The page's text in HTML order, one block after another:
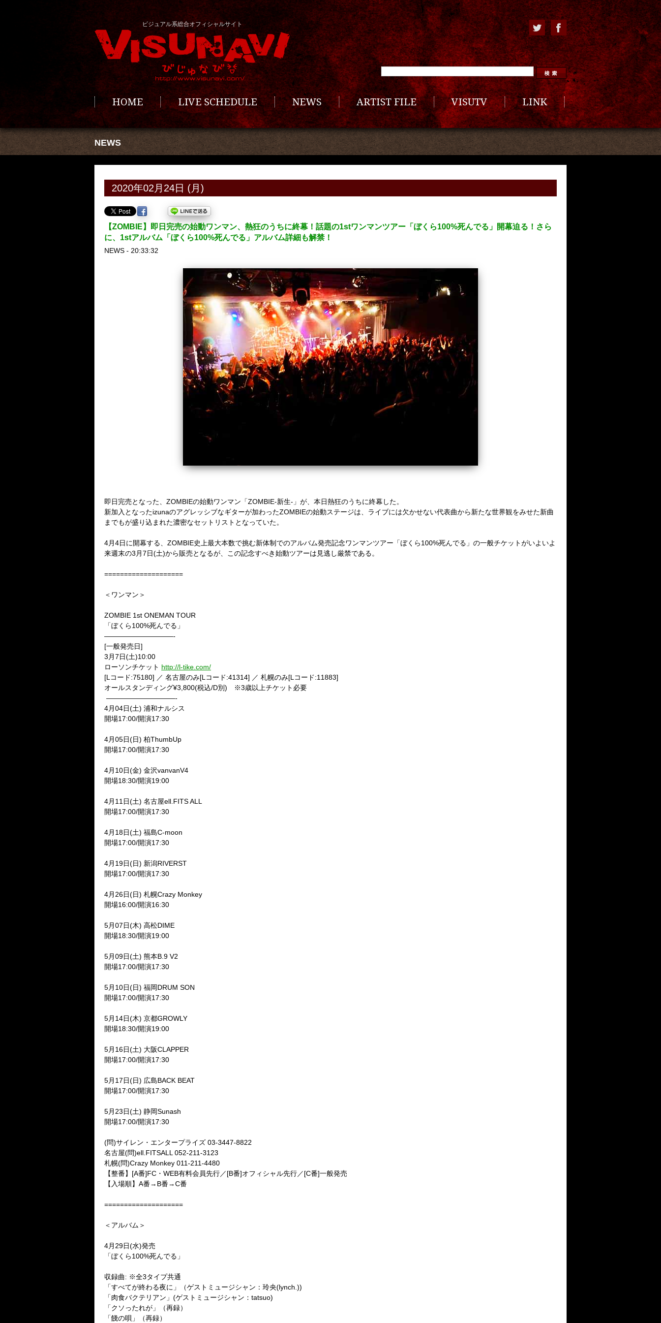
ビジュアル系総合オフィシャルサイト
HOME LIVE SCHEDULE NEWS ARTIST FILE VISUTV LINK
NEWS
2020年02月24日 (月)
【ZOMBIE】即日完売の始動ワンマン、熱狂のうちに終幕！話題の1stワンマンツアー「ぼくら100%死んでる」開幕迫る！さら
に、1stアルバム「ぼくら100%死んでる」アルバム詳細も解禁！
NEWS - 20:33:32
即日完売となった、ZOMBIEの始動ワンマン「ZOMBIE-新生-」が、本日熱狂のうちに終幕した。
新加入となったizunaのアグレッシブなギターが加わったZOMBIEの始動ステージは、ライブには欠かせない代表曲から新たな世界観をみせた新曲
までもが盛り込まれた濃密なセットリストとなっていた。
4月4日に開幕する、ZOMBIE史上最大本数で挑む新体制でのアルバム発売記念ワンマンツアー「ぼくら100%死んでる」の一般チケットがいよいよ
来週末の3月7日(土)から販売となるが、この記念すべき始動ツアーは見逃し厳禁である。
====================
＜ワンマン＞
ZOMBIE 1st ONEMAN TOUR
「ぼくら100%死んでる」
——————————-
[一般発売日]
3月7日(土)10:00
ローソンチケット http://l-tike.com/
[Lコード:75180] ／ 名古屋のみ[Lコード:41314] ／ 札幌のみ[Lコード:11883]
オールスタンディング¥3,800(税込/D別) ※3歳以上チケット必要
——————————-
4月04日(土) 浦和ナルシス
開場17:00/開演17:30
4月05日(日) 柏ThumbUp
開場17:00/開演17:30
4月10日(金) 金沢vanvanV4
開場18:30/開演19:00
4月11日(土) 名古屋ell.FITS ALL
開場17:00/開演17:30
4月18日(土) 福島C-moon
開場17:00/開演17:30
4月19日(日) 新潟RIVERST
開場17:00/開演17:30
4月26日(日) 札幌Crazy Monkey
開場16:00/開演16:30
5月07日(木) 高松DIME
開場18:30/開演19:00
5月09日(土) 熊本B.9 V2
開場17:00/開演17:30
5月10日(日) 福岡DRUM SON
開場17:00/開演17:30
5月14日(木) 京都GROWLY
開場18:30/開演19:00
5月16日(土) 大阪CLAPPER
開場17:00/開演17:30
5月17日(日) 広島BACK BEAT
開場17:00/開演17:30
5月23日(土) 静岡Sunash
開場17:00/開演17:30
(問)サイレン・エンタープライズ 03-3447-8822
名古屋(問)ell.FITSALL 052-211-3123
札幌(問)Crazy Monkey 011-211-4480
【整番】[A番]FC・WEB有料会員先行／[B番]オフィシャル先行／[C番]一般発売
【入場順】A番→B番→C番
====================
＜アルバム＞
4月29日(水)発売
「ぼくら100%死んでる」
収録曲: ※全3タイプ共通
「すべてが終わる夜に」（ゲストミュージシャン：玲央(lynch.))
「肉食バクテリアン」(ゲストミュージシャン：tatsuo)
「クソったれが」（再録）
「餞の唄」（再録）